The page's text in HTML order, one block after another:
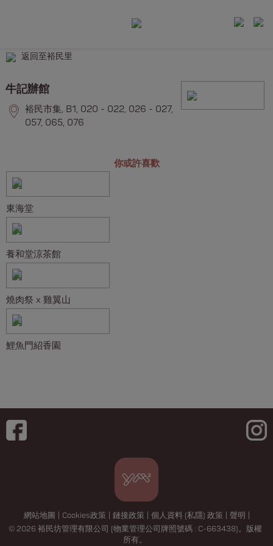
返回至裕民里
牛記辦館
裕民市集, B1, 020 - 022, 026 - 027,
057, 065, 076
你或許喜歡
東海堂
養和堂涼茶館
燒肉祭 x 雞翼山
鯉魚門紹香園
網站地圖 Cookies政策 鏈接政策 個人資料 (私隱) 政策 聲明
© 2026 裕民坊管理有限公司 (物業管理公司牌照號碼 : C-663438)。版權
所有。